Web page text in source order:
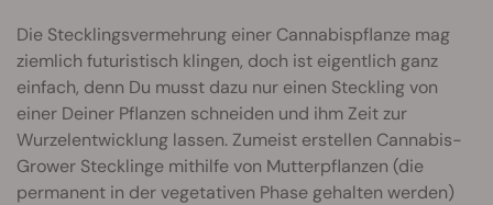
Die Stecklingsvermehrung einer Cannabispflanze mag
ziemlich futuristisch klingen, doch ist eigentlich ganz
einfach, denn Du musst dazu nur einen Steckling von
einer Deiner Pflanzen schneiden und ihm Zeit zur
Wurzelentwicklung lassen. Zumeist erstellen Cannabis-
Grower Stecklinge mithilfe von Mutterpflanzen (die
permanent in der vegetativen Phase gehalten werden)